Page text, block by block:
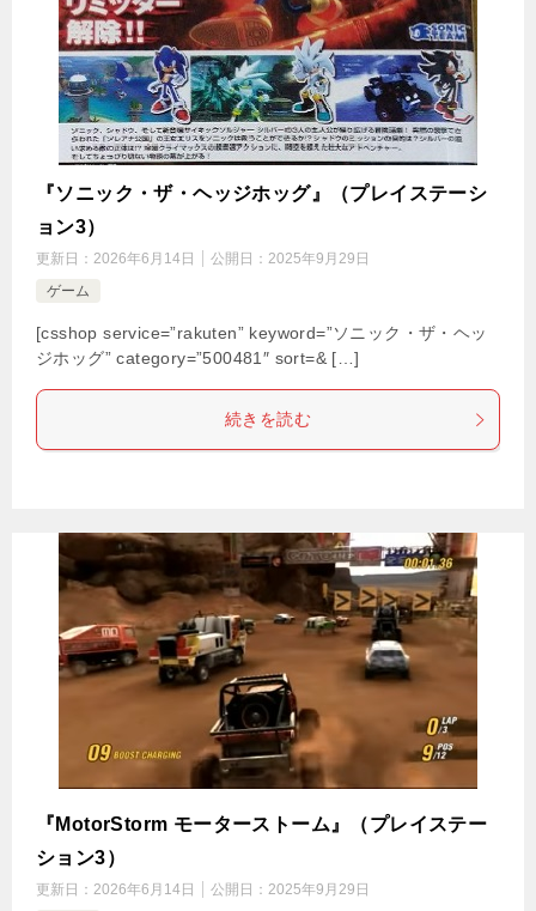
『ソニック・ザ・ヘッジホッグ』（プレイステーシ
ョン3）
更新日： 2026年6月14日 公開日： 2025年9月29日
ゲーム
[csshop service=”rakuten” keyword=”ソニック・ザ・ヘッ
ジホッグ” category=”500481″ sort=& […]
続きを読む
『MotorStorm モーターストーム』（プレイステー
ション3）
更新日： 2026年6月14日 公開日： 2025年9月29日